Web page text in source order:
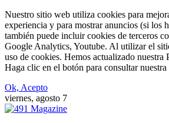
Nuestro sitio web utiliza cookies para
experiencia y para mostrar anuncios (si los
también puede incluir cookies de terceros
Google Analytics, Youtube. Al utilizar el
uso de cookies. Hemos actualizado nuestra
Haga clic en el botón para consultar
Ok, Acepto
viernes, agosto 7